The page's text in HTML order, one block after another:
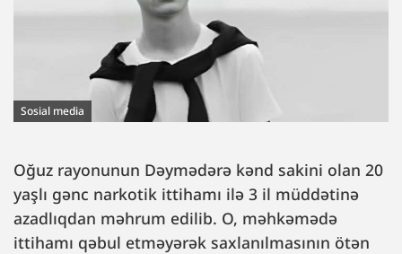
Sosial media
Oğuz rayonunun Dəymədərə kənd sakini olan 20
yaşlı gənc narkotik ittihamı ilə 3 il müddətinə
azadlıqdan məhrum edilib. O, məhkəmədə
ittihamı qəbul etməyərək saxlanılmasının ötən